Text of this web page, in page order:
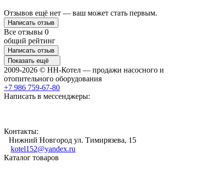
Отзывов ещё нет — ваш может стать первым.
Написать отзыв
Все отзывы 0
общий рейтинг
Написать отзыв
Показать ещё
2009-2026 © НН-Котел — продажи насосного и
отопительного оборудования
+7 986 759-67-80
Написать в мессенджеры:
Контакты:
Нижний Новгород ул. Тимирязева, 15
kotel152@yandex.ru
Каталог товаров